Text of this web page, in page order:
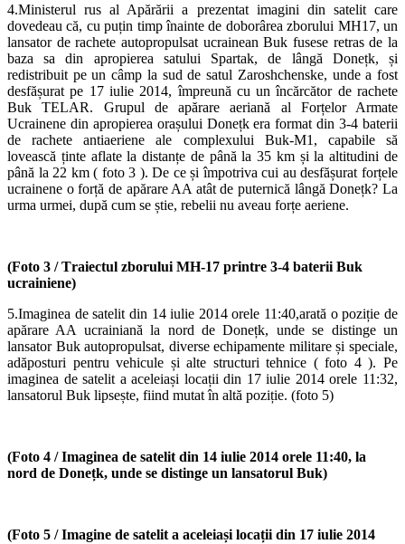
4.Ministerul rus al Apărării a prezentat imagini din satelit care
dovedeau că, cu puțin timp înainte de doborârea zborului MH17, un
lansator de rachete autopropulsat ucrainean Buk fusese retras de la
baza sa din apropierea satului Spartak, de lângă Donețk, și
redistribuit pe un câmp la sud de satul Zaroshchenske, unde a fost
desfășurat pe 17 iulie 2014, împreună cu un încărcător de rachete
Buk TELAR. Grupul de apărare aeriană al Forțelor Armate
Ucrainene din apropierea orașului Donețk era format din 3-4 baterii
de rachete antiaeriene ale complexului Buk-M1, capabile să
lovească ținte aflate la distanțe de până la 35 km și la altitudini de
până la 22 km ( foto 3 ). De ce și împotriva cui au desfășurat forțele
ucrainene o forță de apărare AA atât de puternică lângă Donețk? La
urma urmei, după cum se știe, rebelii nu aveau forțe aeriene.
(Foto 3 / Traiectul zborului MH-17 printre 3-4 baterii Buk
ucrainiene)
5.Imaginea de satelit din 14 iulie 2014 orele 11:40,arată o poziție de
apărare AA ucrainiană la nord de Donețk, unde se distinge un
lansator Buk autopropulsat, diverse echipamente militare și speciale,
adăposturi pentru vehicule și alte structuri tehnice ( foto 4 ). Pe
imaginea de satelit a aceleiași locații din 17 iulie 2014 orele 11:32,
lansatorul Buk lipsește, fiind mutat în altă poziție. (foto 5)
(Foto 4 /Imaginea de satelit din 14 iulie 2014 orele 11:40, la
nord de Donețk, unde se distinge un lansatorul Buk)
(Foto 5 / Imagine de satelit a aceleiași locații din 17 iulie 2014